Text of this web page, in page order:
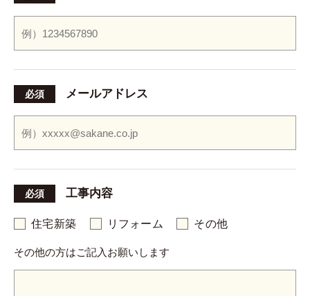
必須 メールアドレス
必須 工事内容
住宅新築 リフォーム その他
その他の方はご記入お願いします